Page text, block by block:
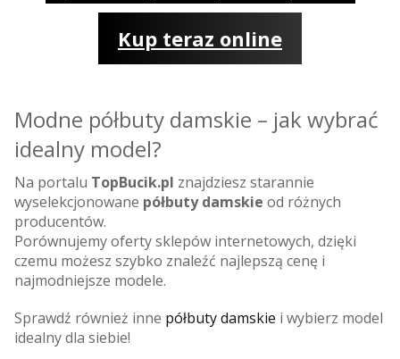
Kup teraz online
Modne półbuty damskie – jak wybrać
idealny model?
Na portalu TopBucik.pl znajdziesz starannie
wyselekcjonowane półbuty damskie od różnych
producentów.
Porównujemy oferty sklepów internetowych, dzięki
czemu możesz szybko znaleźć najlepszą cenę i
najmodniejsze modele.
Sprawdź również inne półbuty damskie i wybierz model
idealny dla siebie!